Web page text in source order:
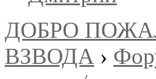
ДОБРО
ВЗВОДА ›